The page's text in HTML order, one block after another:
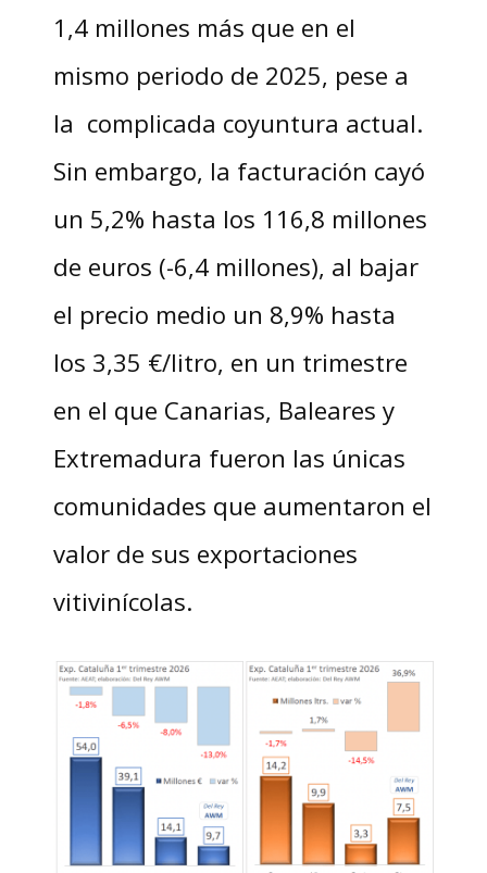
1,4 millones más que en el
mismo periodo de 2025, pese a
la complicada coyuntura actual.
Sin embargo, la facturación cayó
un 5,2% hasta los 116,8 millones
de euros (-6,4 millones), al bajar
el precio medio un 8,9% hasta
los 3,35 €/litro, en un trimestre
en el que Canarias, Baleares y
Extremadura fueron las únicas
comunidades que aumentaron el
valor de sus exportaciones
vitivinícolas.